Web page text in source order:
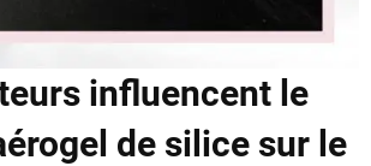
influencent le
de silice sur le